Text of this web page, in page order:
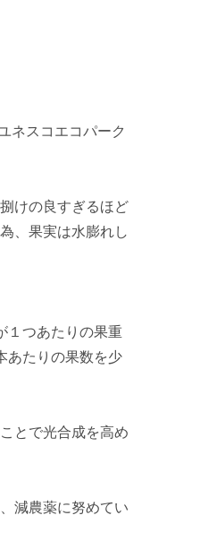
ネスコエコパーク
けの良すぎるほど
、果実は水膨れし
１つあたりの果重
あたりの果数を少
とで光合成を高め
減農薬に努めてい